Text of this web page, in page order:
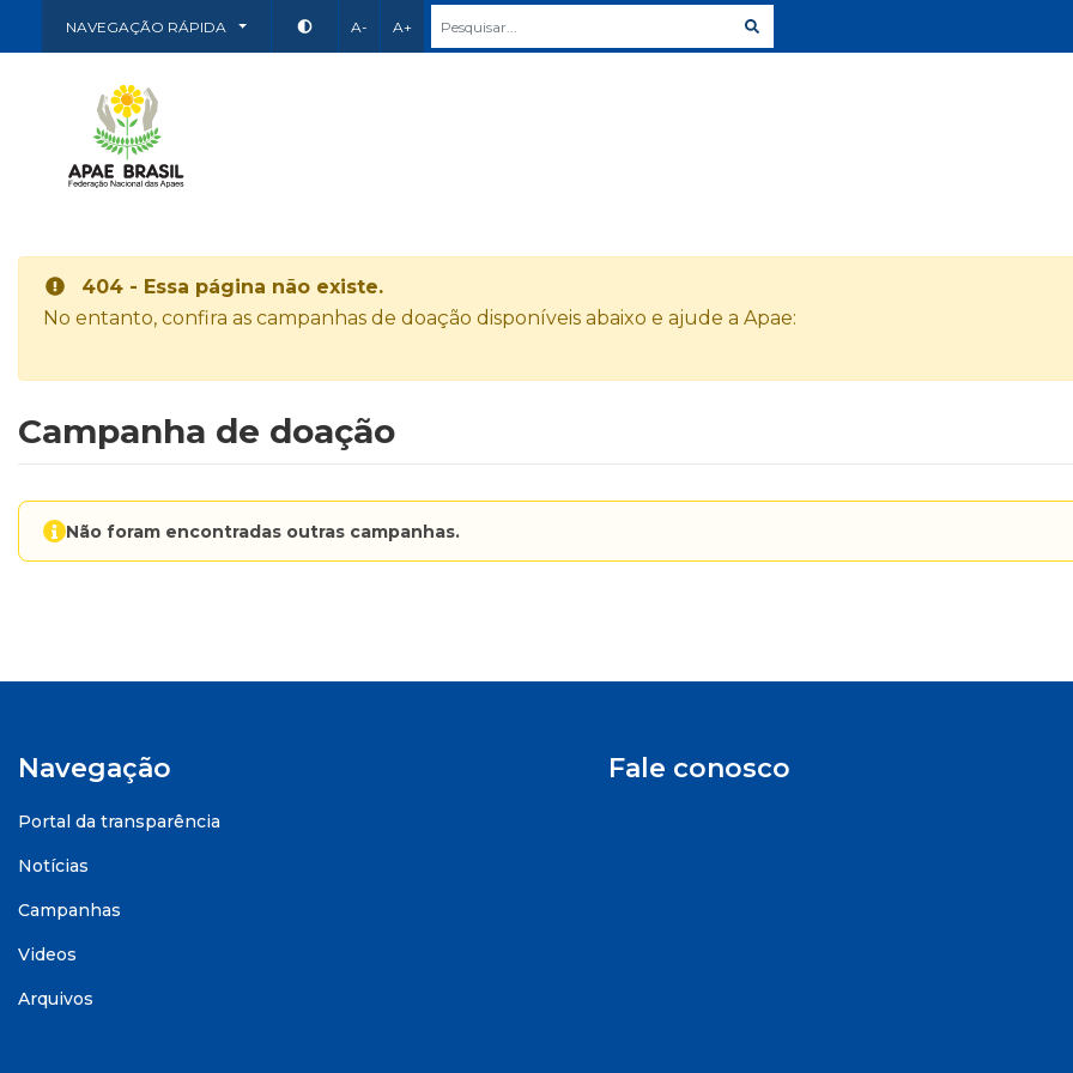
NAVEGAÇÃO RÁPIDA A- A+
404 - Essa página não existe.
No entanto, confira as campanhas de doação disponíveis abaixo e ajude a Apae:
Campanha de doação
Não foram encontradas outras campanhas.
Navegação
Portal da transparência
Notícias
Campanhas
Videos
Arquivos
Fale conosco